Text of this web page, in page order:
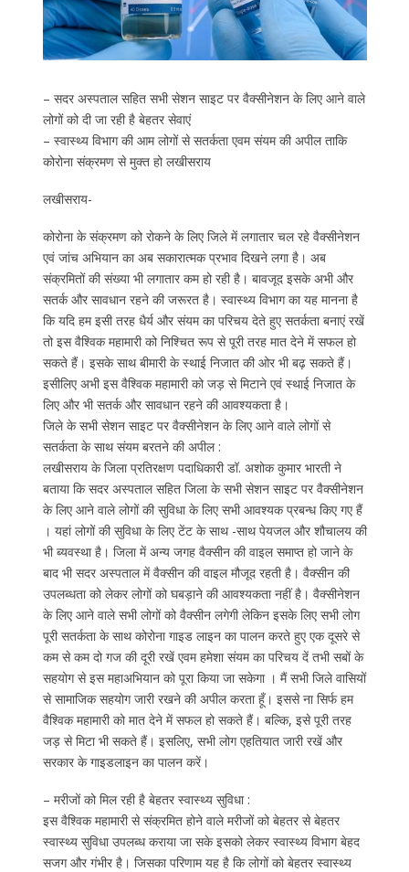
– सदर अस्पताल सहित सभी सेशन साइट पर वैक्सीनेशन के लिए आने वाले
लोगों को दी जा रही है बेहतर सेवाएं
– स्वास्थ्य विभाग की आम लोगों से सतर्कता एवम संयम की अपील ताकि
कोरोना संक्रमण से मुक्त हो लखीसराय
लखीसराय-
कोरोना के संक्रमण को रोकने के लिए जिले में लगातार चल रहे वैक्सीनेशन
एवं जांच अभियान का अब सकारात्मक प्रभाव दिखने लगा है। अब
संक्रमितों की संख्या भी लगातार कम हो रही है। बावजूद इसके अभी और
सतर्क और सावधान रहने की जरूरत है। स्वास्थ्य विभाग का यह मानना है
कि यदि हम इसी तरह धैर्य और संयम का परिचय देते हुए सतर्कता बनाएं रखें
तो इस वैश्विक महामारी को निश्चित रूप से पूरी तरह मात देने में सफल हो
सकते हैं। इसके साथ बीमारी के स्थाई निजात की ओर भी बढ़ सकते हैं।
इसीलिए अभी इस वैश्विक महामारी को जड़ से मिटाने एवं स्थाई निजात के
लिए और भी सतर्क और सावधान रहने की आवश्यकता है।
जिले के सभी सेशन साइट पर वैक्सीनेशन के लिए आने वाले लोगों से
सतर्कता के साथ संयम बरतने की अपील :
लखीसराय के जिला प्रतिरक्षण पदाधिकारी डॉ. अशोक कुमार भारती ने
बताया कि सदर अस्पताल सहित जिला के सभी सेशन साइट पर वैक्सीनेशन
के लिए आने वाले लोगों की सुविधा के लिए सभी आवश्यक प्रबन्ध किए गए हैं
। यहां लोगों की सुविधा के लिए टेंट के साथ -साथ पेयजल और शौचालय की
भी ब्यवस्था है। जिला में अन्य जगह वैक्सीन की वाइल समाप्त हो जाने के
बाद भी सदर अस्पताल में वैक्सीन की वाइल मौजूद रहती है। वैक्सीन की
उपलब्धता को लेकर लोगों को घबड़ाने की आवश्यकता नहीं है। वैक्सीनेशन
के लिए आने वाले सभी लोगों को वैक्सीन लगेगी लेकिन इसके लिए सभी लोग
पूरी सतर्कता के साथ कोरोना गाइड लाइन का पालन करते हुए एक दूसरे से
कम से कम दो गज की दूरी रखें एवम हमेशा संयम का परिचय दें तभी सबों के
सहयोग से इस महाअभियान को पूरा किया जा सकेगा । मैं सभी जिले वासियों
से सामाजिक सहयोग जारी रखने की अपील करता हूँ। इससे ना सिर्फ हम
वैश्विक महामारी को मात देने में सफल हो सकते हैं। बल्कि, इसे पूरी तरह
जड़ से मिटा भी सकते हैं। इसलिए, सभी लोग एहतियात जारी रखें और
सरकार के गाइडलाइन का पालन करें।
– मरीजों को मिल रही है बेहतर स्वास्थ्य सुविधा :
इस वैश्विक महामारी से संक्रमित होने वाले मरीजों को बेहतर से बेहतर
स्वास्थ्य सुविधा उपलब्ध कराया जा सके इसको लेकर स्वास्थ्य विभाग बेहद
सजग और गंभीर है। जिसका परिणाम यह है कि लोगों को बेहतर स्वास्थ्य